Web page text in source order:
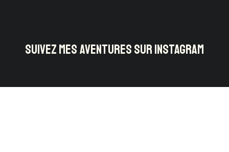
SUIVEZ MES AVENTURES SUR INSTAGRAM